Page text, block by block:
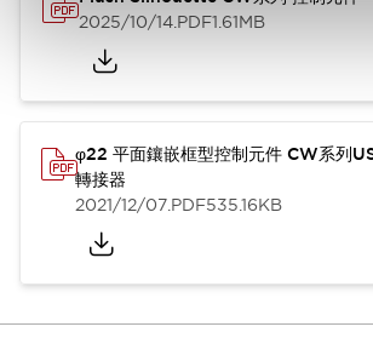
2025/10/14.PDF1.61MB
φ22 平面鑲嵌框型控制元件 CW系列
轉接器
2021/12/07.PDF535.16KB